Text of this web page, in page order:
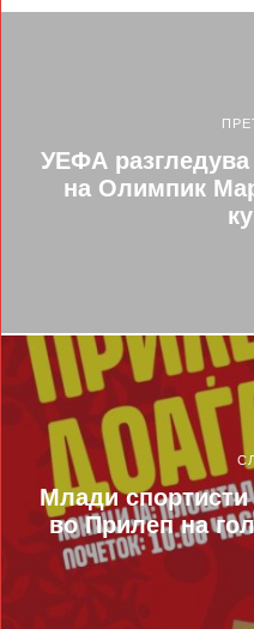
УЕФА
на Олимпик
Млади спортисти
во Прилеп на